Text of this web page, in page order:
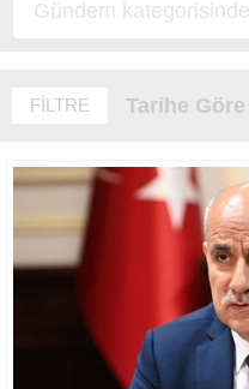
FİLTRE Tarihe Göre